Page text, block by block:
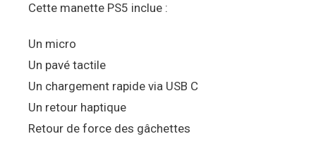
Cette manette PS5 inclue :
Un micro
Un pavé tactile
Un chargement rapide via USB C
Un retour haptique
Retour de force des gâchettes